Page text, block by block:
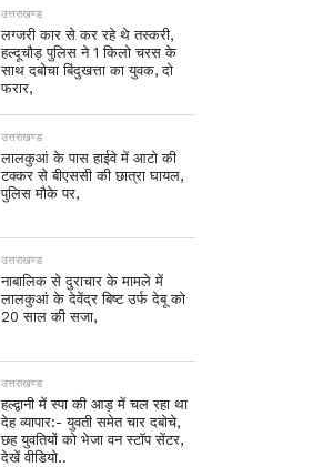
उत्तराखण्ड
लग्जरी कार से कर रहे थे तस्करी,
हल्दूचौड़ पुलिस ने 1 किलो चरस के
साथ दबोचा बिंदुखत्ता का युवक, दो
फरार,
उत्तराखण्ड
लालकुआं के पास हाईवे में आटो की
टक्कर से बीएससी की छात्रा घायल,
पुलिस मौके पर,
उत्तराखण्ड
नाबालिक से दुराचार के मामले में
लालकुआं के देवेंद्र बिष्ट उर्फ देबू को
20 साल की सजा,
उत्तराखण्ड
हल्द्वानी में स्पा की आड़ में चल रहा था
देह व्यापार:- युवती समेत चार दबोचे,
छह युवतियों को भेजा वन स्टॉप सेंटर,
देखें वीडियो..